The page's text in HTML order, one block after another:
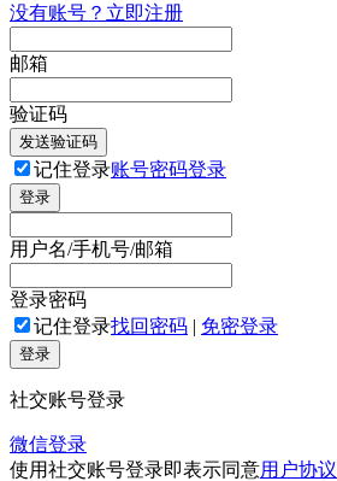
没有账号？立即注册
邮箱
验证码
发送验证码
记住登录账号密码登录
登录
用户名/手机号/邮箱
登录密码
记住登录找回密码 | 免密登录
登录
社交账号登录
微信登录
使用社交账号登录即表示同意用户协议